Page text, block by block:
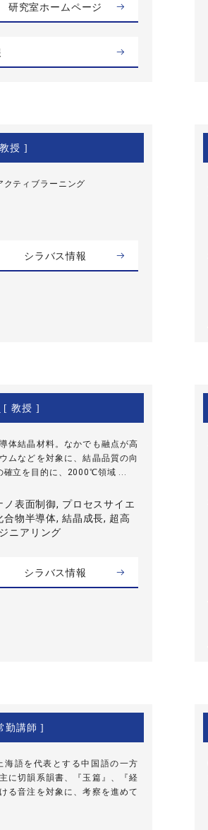
研究室ホームページ
授 ]
クティブラーニング
シラバス情報
[ 教授 ]
体結晶材料。なかでも融点が高
ムなどを対象に、結晶品質の向
確立を目的に、2000℃領域 ...
ノ表面制御, プロセスサイエ
合物半導体, 結晶成長, 超高
ニアリング
シラバス情報
勤講師 ]
語を代表とする中国語の一方
に切韻系韻書、『玉篇』、『経
る音注を対象に、考察を進めて